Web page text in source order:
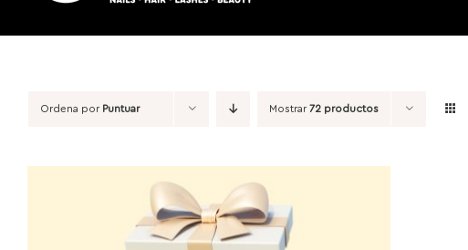
Ordena por Puntuar Mostrar72 productos